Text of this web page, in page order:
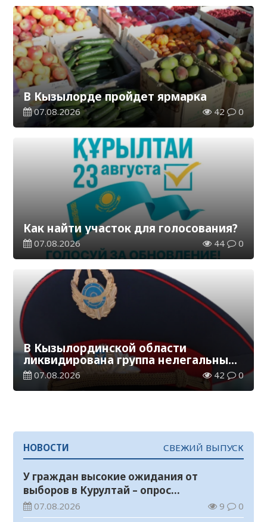
В Кызылорде пройдет ярмарка
07.08.2026 42 0
Как найти участок для голосования?
07.08.2026 44 0
В Кызылординской области
ликвидирована группа нелегальных
добытчиков золота
07.08.2026 42 0
НОВОСТИ СВЕЖИЙ ВЫПУСК
У граждан высокие ожидания от
выборов в Курултай – опрос
общественного мнения
07.08.2026 9 0